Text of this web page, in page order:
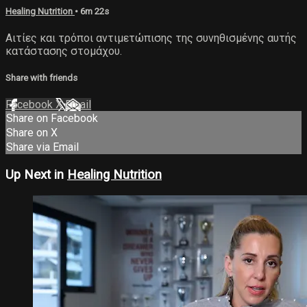
Healing Nutrition • 6m 22s
Αιτίες και τρόποι αντιμετώπισης της συνηθισμένης αυτής
κατάστασης στομάχου.
Share with friends
Facebook XEmail
Share on Facebook
Share on X
Share via Email
Up Next in Healing Nutrition